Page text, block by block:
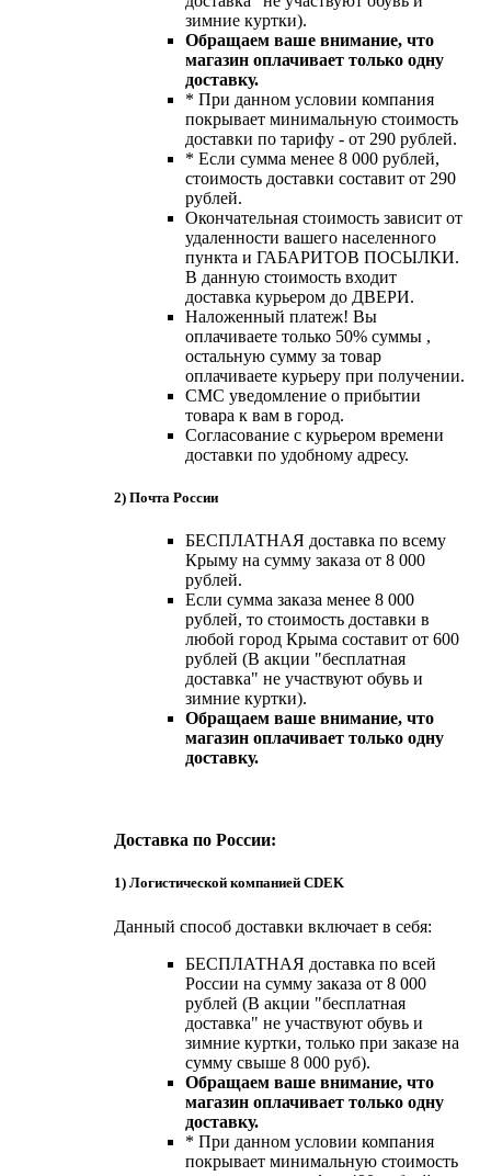
зимние куртки).
Обращаем ваше внимание, что
магазин оплачивает только одну
доставку.
* При данном условии компания
покрывает минимальную стоимость
доставки по тарифу - от 290 рублей.
* Если сумма менее 8 000 рублей,
стоимость доставки составит от 290
рублей.
Окончательная стоимость зависит от
удаленности вашего населенного
пункта и ГАБАРИТОВ ПОСЫЛКИ.
В данную стоимость входит
доставка курьером до ДВЕРИ.
Наложенный платеж! Вы
оплачиваете только 50% суммы ,
остальную сумму за товар
оплачиваете курьеру при получении.
СМС уведомление о прибытии
товара к вам в город.
Согласование с курьером времени
доставки по удобному адресу.
2) Почта России
БЕСПЛАТНАЯ доставка по всему
Крыму на сумму заказа от 8 000
рублей.
Если сумма заказа менее 8 000
рублей, то стоимость доставки в
любой город Крыма составит от 600
рублей (В акции "бесплатная
доставка" не участвуют обувь и
зимние куртки).
Обращаем ваше внимание, что
магазин оплачивает только одну
доставку.
Доставка по России:
1) Логистической компанией CDEK
Данный способ доставки включает в себя:
БЕСПЛАТНАЯ доставка по всей
России на сумму заказа от 8 000
рублей (В акции "бесплатная
доставка" не участвуют обувь и
зимние куртки, только при заказе на
сумму свыше 8 000 руб).
Обращаем ваше внимание, что
магазин оплачивает только одну
доставку.
* При данном условии компания
покрывает минимальную стоимость